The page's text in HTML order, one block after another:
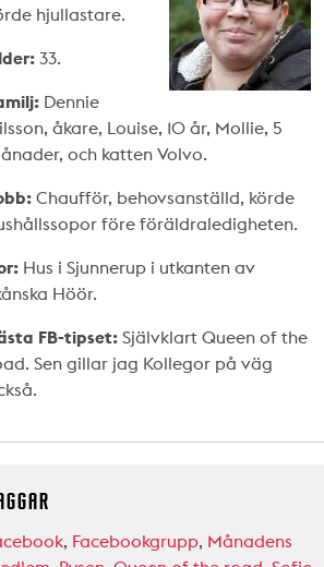
hjullastare.
33.
Dennie
åkare, Louise, 10 år, Mollie, 5
och katten Volvo.
Chaufför, behovsanställd, körde
före föräldraledigheten.
Hus i Sjunnerup i utkanten av
Höör.
FB-tipset:Självklart Queen of the
Sen gillar jag Kollegor på väg
, Facebookgrupp, Månadens